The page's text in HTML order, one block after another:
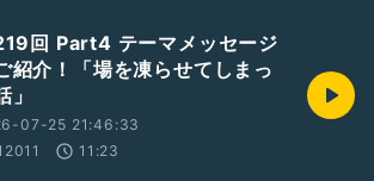
回 Part4 テーマメッセージ
紹介！「場を凍らせてしまっ
」
07-25 21:46:33
11:23